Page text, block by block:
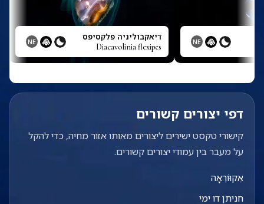
NE דיאקבוליניה פלקסיפס
Diacavolinia flexipes
NE
דפי יצורים קשורים
קישורי טקסט ישירים ליצורים מאותו אזור מחיה, כדי להקל
על מעבר בין עמודי יצורים קשורים.
אֵקוּוֹרֵאָה
חניתן דו ימי